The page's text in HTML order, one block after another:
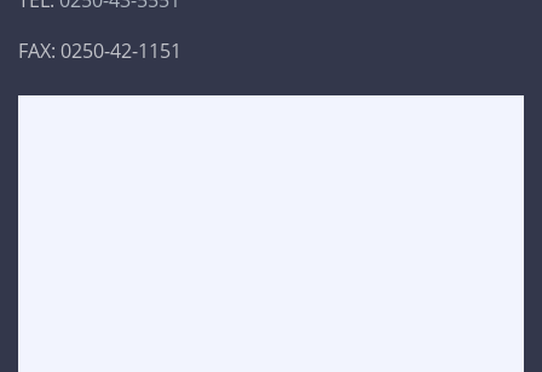
FAX: 0250-42-1151